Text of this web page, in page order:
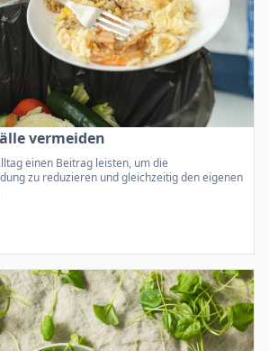
vermeiden
einen Beitrag leisten, um die
zu reduzieren und gleichzeitig den eigenen